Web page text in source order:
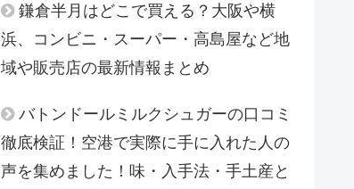
鎌倉半月はどこで買える？大阪や横
浜、コンビニ・スーパー・高島屋など地
域や販売店の最新情報まとめ
バトンドールミルクシュガーの口コミ
徹底検証！空港で実際に手に入れた人の
声を集めました！味・入手法・手土産と